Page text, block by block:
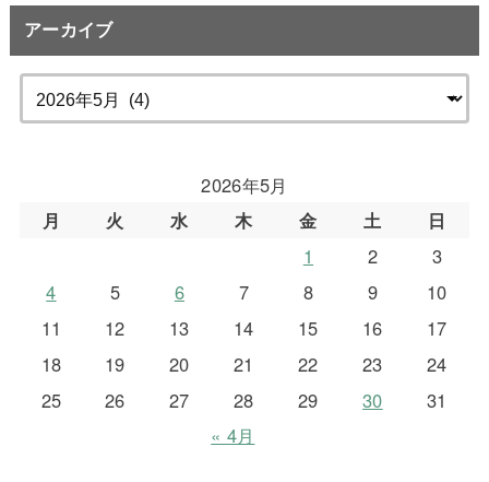
アーカイブ
2026年5月
月
火 水 木 金 土
日
1
2
3
4
5 6 7 8 9
10
11
12 13 14 15 16
17
18
19 20 21 22 23
24
25
26 27 28 29 30
31
« 4月